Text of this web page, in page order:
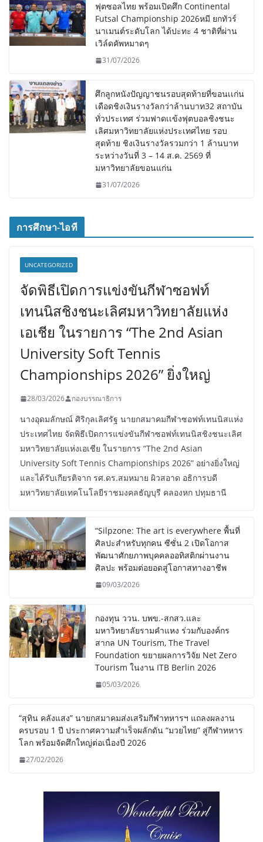
ฟุตซอลไทย พร้อมเปิดศึก Continental
Futsal Championship 2026หมี ยกทัวร์
นาเมนต์ระดับโลก ได้ปะทะ 4 ชาติที่ผ่าน
เวิล์ดคัพหมาดๆ
31/07/2026
ศึกลูกหนังปัญญาชนรอบสุดท้ายที่ขอนเเก่น
เดือดชิงเงินรางวัลกว่าล้านบาท32 สถาบัน
ทั่วประเทศ ร่วมฟาดเเข้งฟุตบอลชิงชนะ
เลิศมหาวิทยาลัยแห่งประเทศไทย รอบ
สุดท้าย ชิงเงินรางวัลรวมกว่า 1 ล้านบาท
ระหว่างวันที่ 3 – 14 ส.ค. 2569 ที่
มหาวิทยาลัยขอนแก่น
31/07/2026
การศึกษา-ไอที
UNCATEGORIZED
จัดพิธีเปิดการแข่งขันกีฬาซอฟท์
เทนนิสชิงชนะเลิศมหาวิทยาลัยแห่ง
เอเชีย ในรายการ “The 2nd Asian
University Soft Tennis
Championships 2026” ยิ่งใหญ่
28/03/2026 กองบรรณาธิการ
นางอุดมลักษณ์ ศิริกุลเลิศรัฐ นายกสมาคมกีฬาซอฟท์เทนนิสแห่ง
ประเทศไทย จัดพิธีเปิดการแข่งขันกีฬาซอฟท์เทนนิสชิงชนะเลิศ
มหาวิทยาลัยแห่งเอเชีย ในรายการ “The 2nd Asian
University Soft Tennis Championships 2026” อย่างยิ่งใหญ่
และได้รับเกียรติจาก รศ.ดร.สมหมาย ผิวสอาด อธิการบดี
มหาวิทยาลัยเทคโนโลยีราชมงคลธัญบุรี คลองหก ปทุมธานี
“Silpzone: The art is everywhere พื้นที่
ศิลปะสำหรับทุกคน ซีซั่น 2 เปิดโอกาส
พัฒนาศักยภาพบุคคลออทิสติกผ่านงาน
ศิลปะ พร้อมต่อยอดสู่โอกาสทางอาชีพ
09/03/2026
กองทุน ววน. บพข.-สกสว.และ
มหาวิทยาลัยรามคำแหง ร่วมกับองค์กร
สากล UN Tourism, The Travel
Foundation ขยายผลการวิจัย Net Zero
Tourism ในงาน ITB Berlin 2026
05/03/2026
“สุทิน คลังแสง” นายกสมาคมส่งเสริมกีฬาทหารฯ แถลงผลงาน
ครบรอบ 1 ปี ประกาศความสำเร็จผลักดัน “มวยไทย” สู่กีฬาทหาร
โลก พร้อมจัดศึกใหญ่ต่อเนื่องปี 2026
27/02/2026